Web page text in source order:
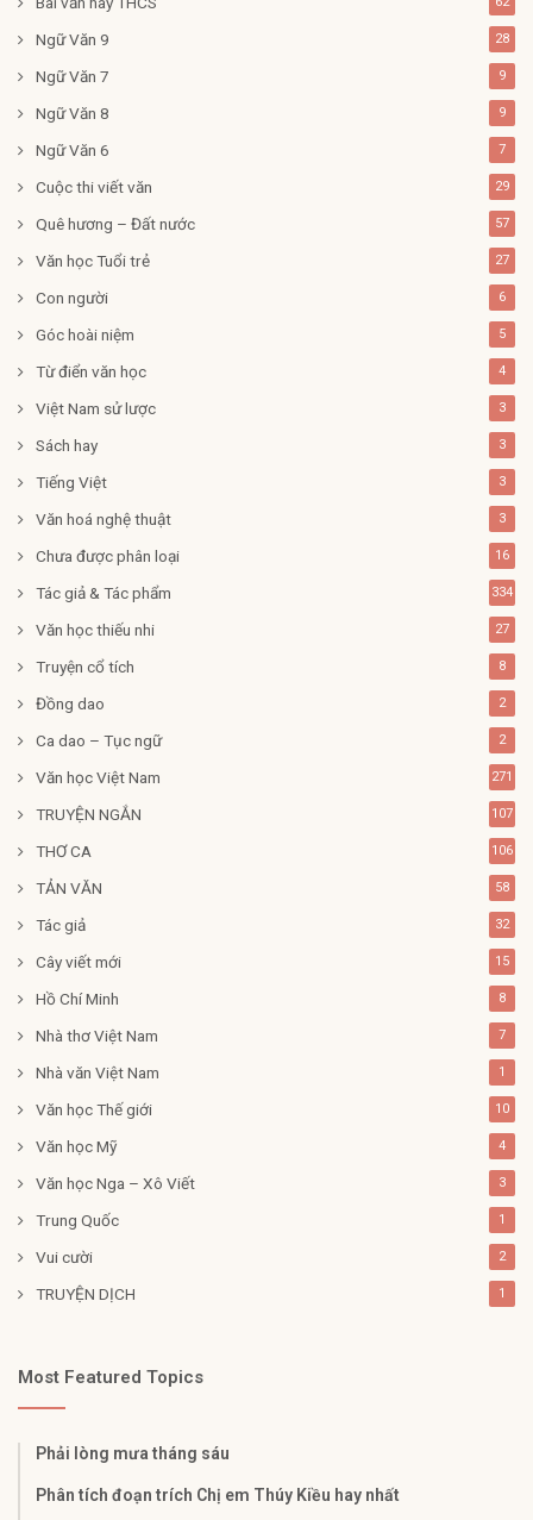
Ngữ Văn 9 28
Ngữ Văn 7 9
Ngữ Văn 8 9
Ngữ Văn 6 7
Cuộc thi viết văn 29
Quê hương – Đất nước 57
Văn học Tuổi trẻ 27
Con người 6
Góc hoài niệm 5
Từ điển văn học 4
Việt Nam sử lược 3
Sách hay 3
Tiếng Việt 3
Văn hoá nghệ thuật 3
Chưa được phân loại 16
Tác giả & Tác phẩm 334
Văn học thiếu nhi 27
Truyện cổ tích 8
Đồng dao 2
Ca dao – Tục ngữ 2
Văn học Việt Nam 271
TRUYỆN NGẮN 107
THƠ CA 106
TẢN VĂN 58
Tác giả 32
Cây viết mới 15
Hồ Chí Minh 8
Nhà thơ Việt Nam 7
Nhà văn Việt Nam 1
Văn học Thế giới 10
Văn học Mỹ 4
Văn học Nga – Xô Viết 3
Trung Quốc 1
Vui cười 2
TRUYỆN DỊCH 1
Most Featured Topics
Phải lòng mưa tháng sáu
Phân tích đoạn trích Chị em Thúy Kiều hay nhất